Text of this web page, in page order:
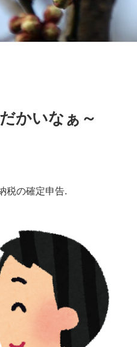
かいなぁ～
税の確定申告.